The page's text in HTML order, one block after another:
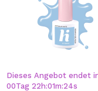
Dieses Angebot endet
00Tag 22 h:01m:24s